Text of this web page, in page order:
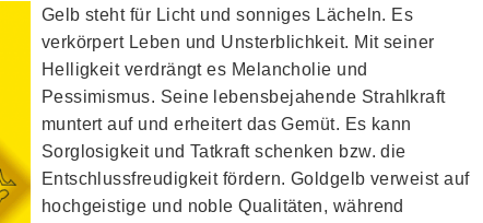
Gelb steht für Licht und sonniges Lächeln. Es
verkörpert Leben und Unsterblichkeit. Mit seiner
Helligkeit verdrängt es Melancholie und
Pessimismus. Seine lebensbejahende Strahlkraft
muntert auf und erheitert das Gemüt. Es kann
Sorglosigkeit und Tatkraft schenken bzw. die
Entschlussfreudigkeit fördern. Goldgelb verweist auf
hochgeistige und noble Qualitäten, während